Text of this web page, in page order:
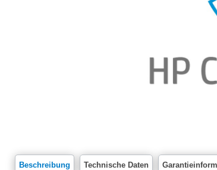
Beschreibung Technische Daten